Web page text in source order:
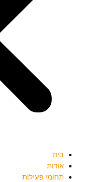
בית
אודות
תחומי פעילות